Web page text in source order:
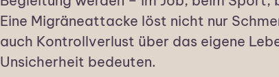
Eine Migräneattacke löst nicht nur
auch Kontrollverlust über das eigene
Unsicherheit bedeuten.